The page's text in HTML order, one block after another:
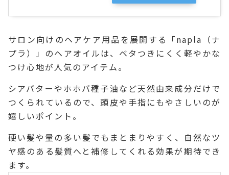
サロン向けのヘアケア用品を展開する「napla（ナ
プラ）」のヘアオイルは、ベタつきにくく軽やかな
つけ心地が人気のアイテム。
シアバターやホホバ種子油など天然由来成分だけで
つくられているので、頭皮や手指にもやさしいのが
嬉しいポイント。
硬い髪や量の多い髪でもまとまりやすく、自然なツ
ヤ感のある髪質へと補修してくれる効果が期待でき
ます。